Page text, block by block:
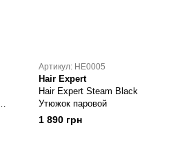
Артикул: HE0005
Hair Expert
Hair Expert Steam Black
Утюжок паровой
1 890 грн